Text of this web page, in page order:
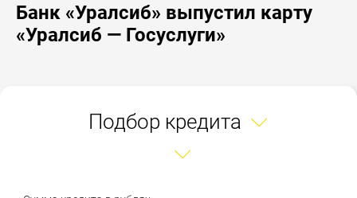
Банк «Уралсиб» выпустил карту
«Уралсиб — Госуслуги»
Подбор кредита